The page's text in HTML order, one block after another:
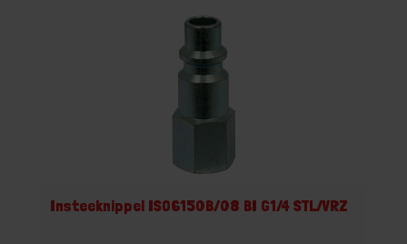
Insteeknippel ISO6150B/08 BI G1/4 STL/VRZ